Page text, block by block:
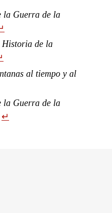
la Guerra de la
Historia de la
al tiempo y al
la Guerra de la
↵